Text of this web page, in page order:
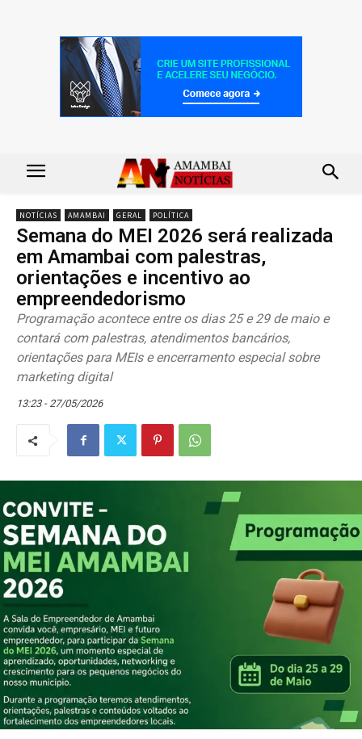
NOTÍCIAS AMAMBAI GERAL POLÍTICA
Semana do MEI 2026 será realizada
em Amambai com palestras,
orientações e incentivo ao
empreendedorismo
Programação acontece entre os dias 25 e 29 de maio e
contará com palestras, atendimentos bancários,
orientações para MEIs e encerramento especial sobre
marketing digital
13:23 - 27/05/2026